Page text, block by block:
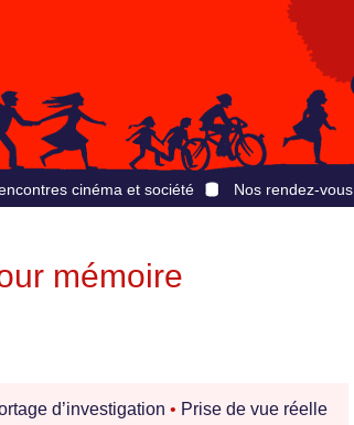
cinéma et société Nos rendez-vous
mémoire
d’investigation • Prise de vue réelle